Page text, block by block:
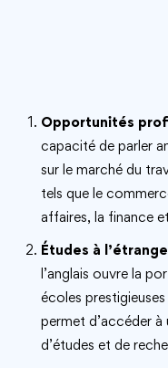
Opportunités
capacité de parler
sur le marché du
tels que le
affaires, la finance
Études à
l’anglais ouvre la
écoles
permet d’accéder à
d’études et de